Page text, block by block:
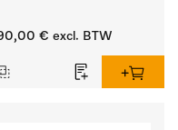
€ excl. BTW